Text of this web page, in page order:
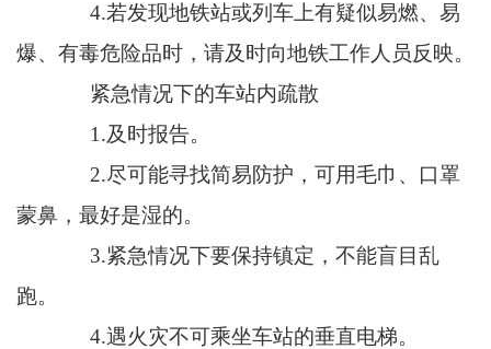
4.若发现地铁站或列车上有疑似易燃、易
爆、有毒危险品时，请及时向地铁工作人员反映。
紧急情况下的车站内疏散
1.及时报告。
2.尽可能寻找简易防护，可用毛巾、口罩
蒙鼻，最好是湿的。
3.紧急情况下要保持镇定，不能盲目乱
跑。
4.遇火灾不可乘坐车站的垂直电梯。